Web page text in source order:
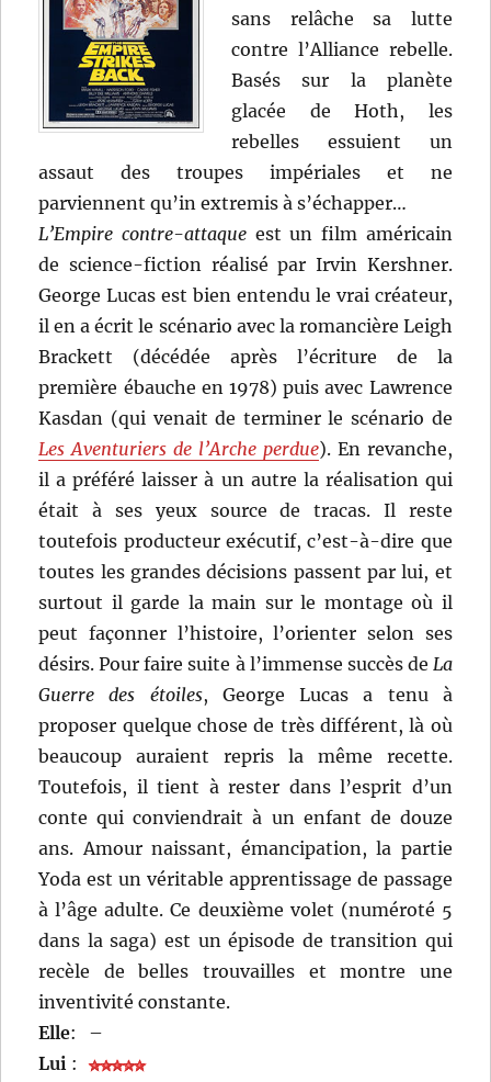
sans relâche sa lutte
contre l’Alliance rebelle.
Basés sur la planète
glacée de Hoth, les
rebelles essuient un
assaut des troupes impériales et ne
parviennent qu’in extremis à s’échapper…
L’Empire contre-attaqueest un film américain
de science-fiction réalisé par Irvin Kershner.
George Lucas est bien entendu le vrai créateur,
il en a écrit le scénario avec la romancière Leigh
Brackett (décédée après l’écriture de la
première ébauche en 1978) puis avec Lawrence
Kasdan (qui venait de terminer le scénario de
Les Aventuriers de l’Arche perdue). En revanche,
il a préféré laisser à un autre la réalisation qui
était à ses yeux source de tracas. Il reste
toutefois producteur exécutif, c’est-à-dire que
toutes les grandes décisions passent par lui, et
surtout il garde la main sur le montage où il
peut façonner l’histoire, l’orienter selon ses
désirs. Pour faire suite à l’immense succès de La
Guerre des étoiles, George Lucas a tenu à
proposer quelque chose de très différent, là où
beaucoup auraient repris la même recette.
Toutefois, il tient à rester dans l’esprit d’un
conte qui conviendrait à un enfant de douze
ans. Amour naissant, émancipation, la partie
Yoda est un véritable apprentissage de passage
à l’âge adulte. Ce deuxième volet (numéroté 5
dans la saga) est un épisode de transition qui
recèle de belles trouvailles et montre une
inventivité constante.
Elle:
–
Lui :